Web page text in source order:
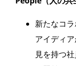
新たなコ
アイディ
見を持つ